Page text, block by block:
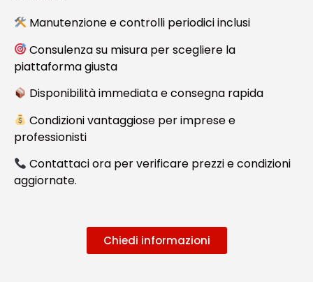
Manutenzione e controlli periodici inclusi
Consulenza su misura per scegliere la
piattaforma giusta
Disponibilità immediata e consegna rapida
Condizioni vantaggiose per imprese e
professionisti
Contattaci ora per verificare prezzi e condizioni
aggiornate.
Chiedi informazioni